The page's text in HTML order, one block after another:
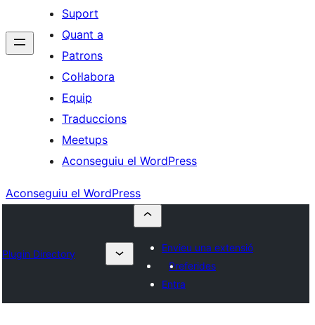
Suport
Quant a
Patrons
Col·labora
Equip
Traduccions
Meetups
Aconseguiu el WordPress
Aconseguiu el WordPress
Plugin Directory
Envieu una extensió
Preferides
Entra